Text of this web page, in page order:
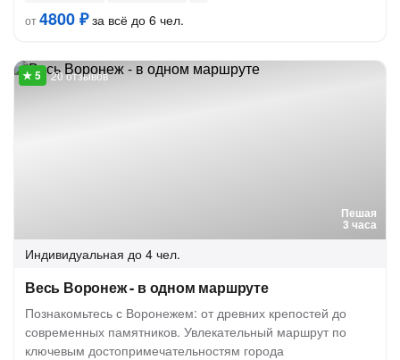
от4800 ₽за всё до 6 чел.
Пешая
3 часа
20 отзывов
Индивидуальная до 4 чел.
Весь Воронеж - в одном маршруте
Познакомьтесь с Воронежем: от древних крепостей до
современных памятников. Увлекательный маршрут по
ключевым достопримечательностям города